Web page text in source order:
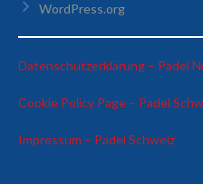
WordPress.org
Datenschutzerklärung – Padel
Cookie Policy Page – Padel
Impressum – Padel Schweiz: